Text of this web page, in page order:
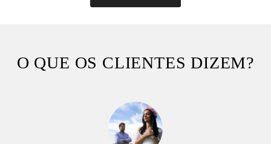
O QUE OS CLIENTES DIZEM?